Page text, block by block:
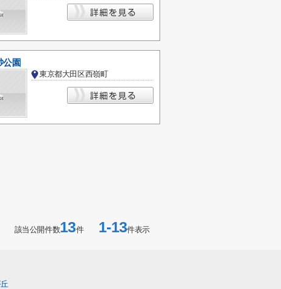
公園
東京都大田区西嶺町
該当公開件数13件1-13件表示